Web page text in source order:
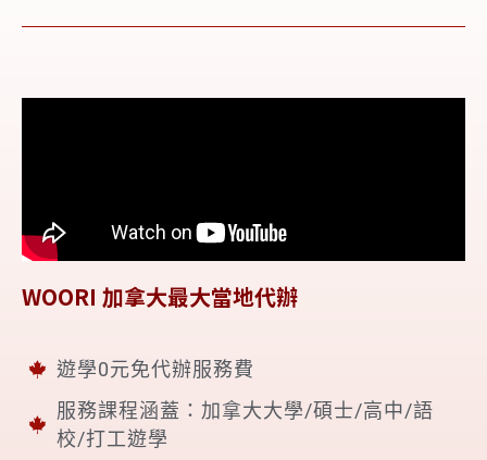
WOORI 加拿大最大當地代辦
遊學0元免代辦服務費
服務課程涵蓋：加拿大大學/碩士/高中/語
校/打工遊學